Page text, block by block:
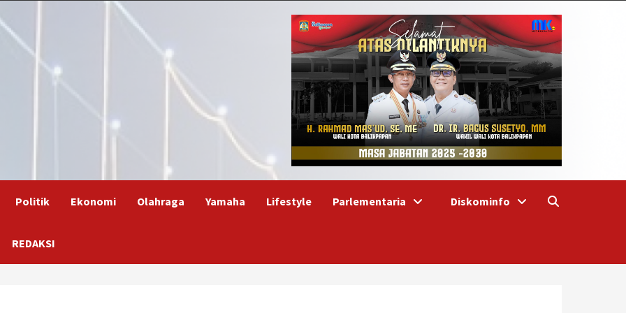
Politik Ekonomi Olahraga Yamaha Lifestyle Parlementaria Diskominfo
REDAKSI